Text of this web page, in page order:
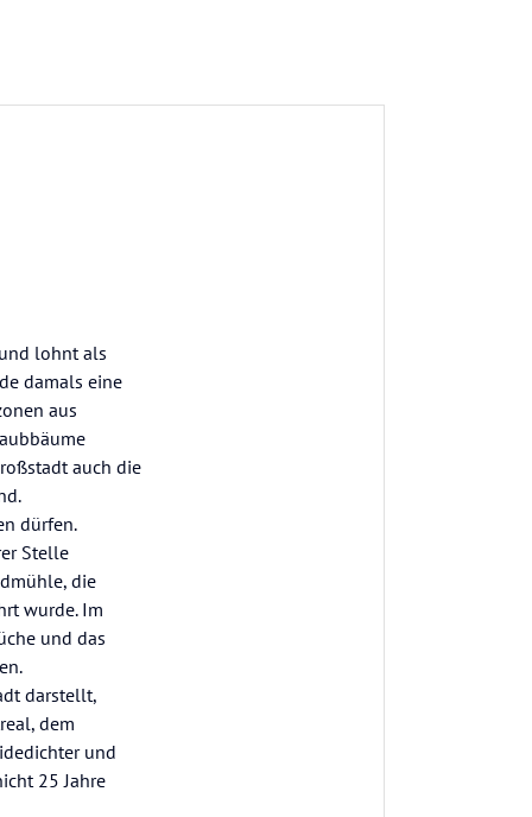
lohnt als
damals eine
aus
auch die
dürfen.
Stelle
die
wurde. Im
und das
darstellt,
dem
und
25 Jahre